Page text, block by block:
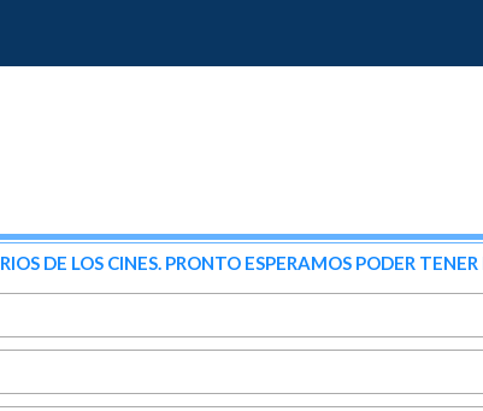
DE LOS CINES. PRONTO ESPERAMOS PODER